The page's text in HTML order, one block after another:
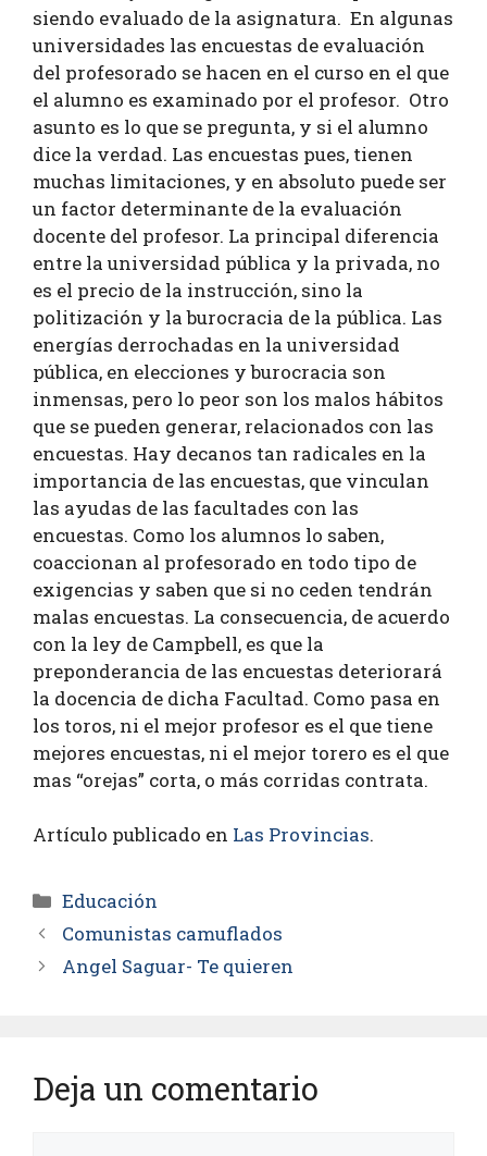
siendo evaluado de la asignatura. En algunas
universidades las encuestas de evaluación
del profesorado se hacen en el curso en el que
el alumno es examinado por el profesor. Otro
asunto es lo que se pregunta, y si el alumno
dice la verdad. Las encuestas pues, tienen
muchas limitaciones, y en absoluto puede ser
un factor determinante de la evaluación
docente del profesor. La principal diferencia
entre la universidad pública y la privada, no
es el precio de la instrucción, sino la
politización y la burocracia de la pública. Las
energías derrochadas en la universidad
pública, en elecciones y burocracia son
inmensas, pero lo peor son los malos hábitos
que se pueden generar, relacionados con las
encuestas. Hay decanos tan radicales en la
importancia de las encuestas, que vinculan
las ayudas de las facultades con las
encuestas. Como los alumnos lo saben,
coaccionan al profesorado en todo tipo de
exigencias y saben que si no ceden tendrán
malas encuestas. La consecuencia, de acuerdo
con la ley de Campbell, es que la
preponderancia de las encuestas deteriorará
la docencia de dicha Facultad. Como pasa en
los toros, ni el mejor profesor es el que tiene
mejores encuestas, ni el mejor torero es el que
mas “orejas” corta, o más corridas contrata.
Artículo publicado en Las Provincias.
Educación
Comunistas camuflados
Angel Saguar- Te quieren
Deja un comentario